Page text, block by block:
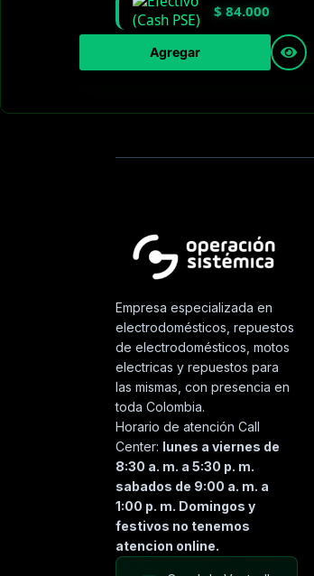
$ 84.000
Agregar
Empresa especializada en
electrodomésticos, repuestos
de electrodomésticos, motos
electricas y repuestos para
las mismas, con presencia en
toda Colombia.
Horario de atención Call
Center: lunes a viernes de
8:30 a. m. a 5:30 p. m.
sabados de 9:00 a. m. a
1:00 p. m. Domingos y
festivos no tenemos
atencion online.